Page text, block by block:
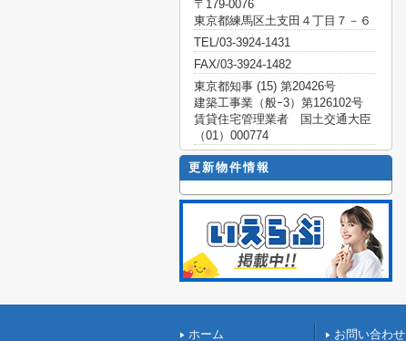
〒179-0076
東京都練馬区土支田４丁目７－６
TEL/03-3924-1431
FAX/03-3924-1482
東京都知事 (15) 第20426号
建築工事業（般ｰ3）第126102号
賃貸住宅管理業者 国土交通大臣
（01）000774
更新物件情報
ホーム お問い合わせ